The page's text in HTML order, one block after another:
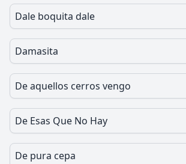
Dale boquita dale
Damasita
De aquellos cerros vengo
De Esas Que No Hay
De pura cepa